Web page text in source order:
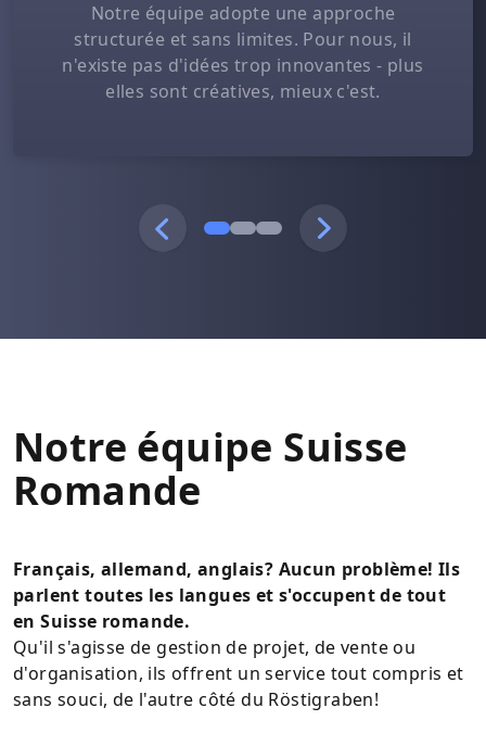
Notre équipe adopte une approche
structurée et sans limites. Pour nous, il
n'existe pas d'idées trop innovantes - plus
elles sont créatives, mieux c'est.
Notre équipe Suisse
Romande
Français, allemand, anglais? Aucun problème! Ils
parlent toutes les langues et s'occupent de tout
en Suisse romande.
Qu'il s'agisse de gestion de projet, de vente ou
d'organisation, ils offrent un service tout compris et
sans souci, de l'autre côté du Röstigraben!